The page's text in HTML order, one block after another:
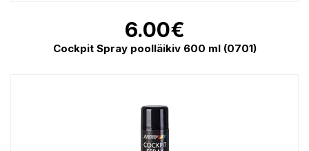
6.00€
Cockpit Spray poolläikiv 600 ml (0701)